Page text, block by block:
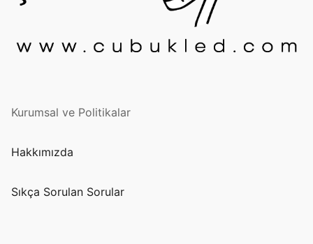
Kurumsal ve Politikalar
Hakkımızda
Sıkça Sorulan Sorular